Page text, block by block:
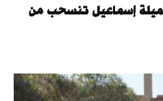
إسماعيل تنسحب من